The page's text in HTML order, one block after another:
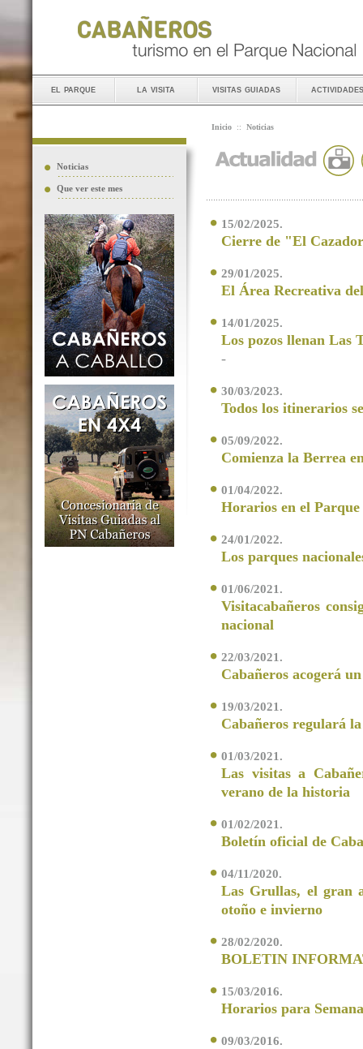
el parque la visita visitas guiadas actividades
Noticias
Que ver este mes
Inicio :: Noticias
15/02/2025.
Cierre de "El
29/01/2025.
El Área Recreativa
14/01/2025.
Los pozos llenan Las
-
30/03/2023.
Todos los itinerarios
05/09/2022.
Comienza la Berrea
01/04/2022.
Horarios en el Parque
24/01/2022.
Los parques
01/06/2021.
Visitacabañeros
nacional
22/03/2021.
Cabañeros acogerá
19/03/2021.
Cabañeros regulará
01/03/2021.
Las visitas a
verano de la historia
01/02/2021.
Boletín oficial de
04/11/2020.
Las Grullas, el gran
otoño e invierno
28/02/2020.
BOLETIN
15/03/2016.
Horarios para
09/03/2016.